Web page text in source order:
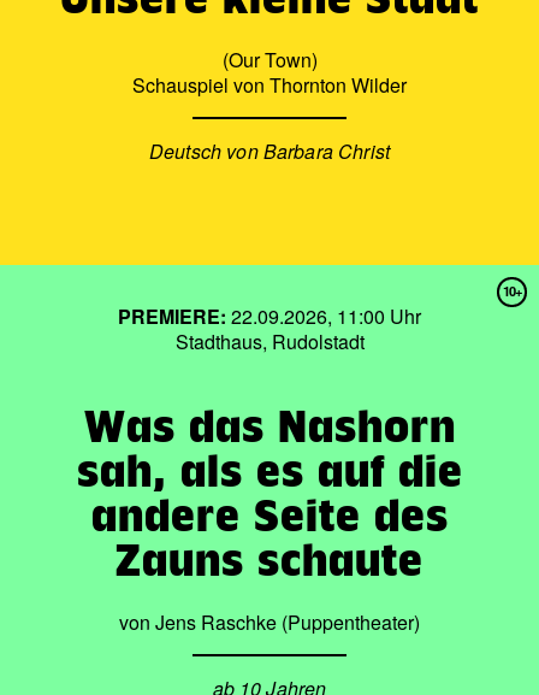
(Our Town)
Schauspiel von Thornton Wilder
Deutsch von Barbara Christ
PREMIERE: 22.09.2026, 11:00 Uhr
Stadthaus, Rudolstadt
Was das Nashorn
sah, als es auf die
andere Seite des
Zauns schaute
10+
von Jens Raschke (Puppentheater)
ab 10 Jahren